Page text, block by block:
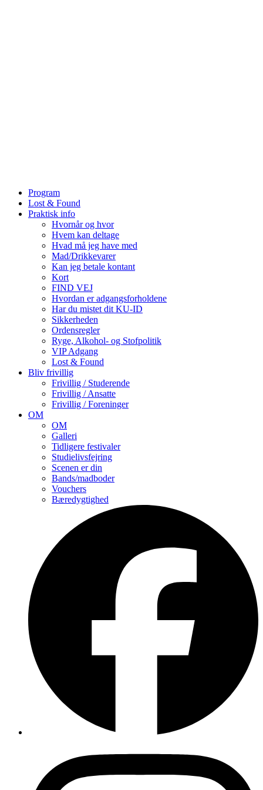
Program
Lost & Found
Praktisk info
Hvornår og hvor
Hvem kan deltage
Hvad må jeg have med
Mad/Drikkevarer
Kan jeg betale kontant
Kort
FIND VEJ
Hvordan er adgangsforholdene
Har du mistet dit KU-ID
Sikkerheden
Ordensregler
Ryge, Alkohol- og Stofpolitik
VIP Adgang
Lost & Found
Bliv frivillig
Frivillig / Studerende
Frivillig / Ansatte
Frivillig / Foreninger
OM
OM
Galleri
Tidligere festivaler
Studielivsfejring
Scenen er din
Bands/madboder
Vouchers
Bæredygtighed